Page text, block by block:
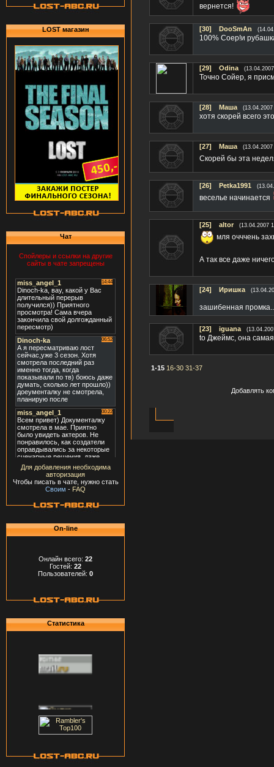
LOST магазин
Чат
Спойлеры и ссылки на другие
сайты в чате запрещены
Для добавления необходима
авторизация
Чтобы писать в чате, нужно стать
Своим - FAQ
On-line
Онлайн всего: 22
Гостей: 22
Пользователей: 0
Статистика
вернется!
[30] DooSmAn
100% Соер!и
[29] Odina
Точно Сойер, я
[28] Маша (13.04.2007
хотя скорей всего
[27] Маша (13.04.2007
Скорей бы эта
[26] Petka1991
веселье начинается
[25] altor (13.04.2007
мля очччень
А так все даже
[24] Иришка
зашибенная
[23] iguana
to Джеймс, она
1-15 16-30 31-37
Добавлять